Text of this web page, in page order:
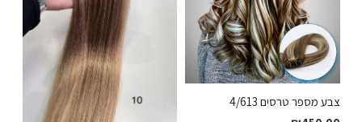
צבע מספר טרסים 4/613